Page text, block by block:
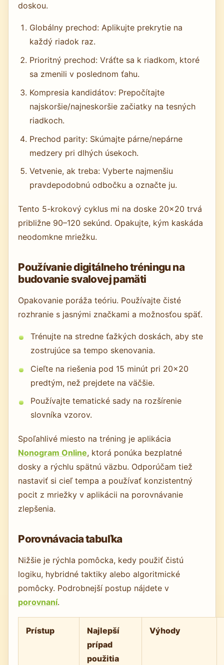
doskou.
Globálny prechod: Aplikujte prekrytie na
každý riadok raz.
Prioritný prechod: Vráťte sa k riadkom, ktoré
sa zmenili v poslednom ťahu.
Kompresia kandidátov: Prepočítajte
najskoršie/najneskoršie začiatky na tesných
riadkoch.
Prechod parity: Skúmajte párne/nepárne
medzery pri dlhých úsekoch.
Vetvenie, ak treba: Vyberte najmenšiu
pravdepodobnú odbočku a označte ju.
Tento 5-krokový cyklus mi na doske 20×20 trvá
približne 90–120 sekúnd. Opakujte, kým kaskáda
neodomkne mriežku.
Používanie digitálneho tréningu na
budovanie svalovej pamäti
Opakovanie poráža teóriu. Používajte čisté
rozhranie s jasnými značkami a možnosťou späť.
Trénujte na stredne ťažkých doskách, aby ste
zostrujúce sa tempo skenovania.
Cieľte na riešenia pod 15 minút pri 20×20
predtým, než prejdete na väčšie.
Používajte tematické sady na rozšírenie
slovníka vzorov.
Spoľahlivé miesto na tréning je aplikácia
Nonogram Online, ktorá ponúka bezplatné
dosky a rýchlu spätnú väzbu. Odporúčam tiež
nastaviť si cieľ tempa a používať konzistentný
pocit z mriežky v aplikácii na porovnávanie
zlepšenia.
Porovnávacia tabuľka
Nižšie je rýchla pomôcka, kedy použiť čistú
logiku, hybridné taktiky alebo algoritmické
pomôcky. Podrobnejší postup nájdete v
porovnaní.
Prístup
Najlepší
prípad
použitia
Výhody